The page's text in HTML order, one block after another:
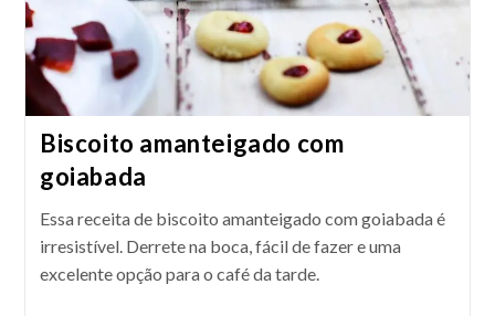
Biscoito amanteigado com
goiabada
Essa receita de biscoito amanteigado com goiabada é
irresistível. Derrete na boca, fácil de fazer e uma
excelente opção para o café da tarde.